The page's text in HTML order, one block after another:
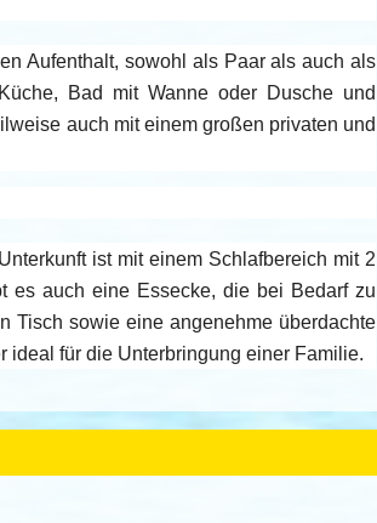
Aufenthalt, sowohl als Paar als auch als
Bad mit Wanne oder Dusche und
auch mit einem großen privaten und
ist mit einem Schlafbereich mit 2
es auch eine Essecke, die bei Bedarf zu
Tisch sowie eine angenehme überdachte
ideal für die Unterbringung einer Familie.